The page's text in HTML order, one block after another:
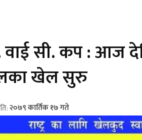
सी. कप : आज
खेल सुरु
२०७९ कार्तिक १७ गते